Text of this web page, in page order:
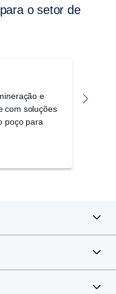
e
com soluções
poço para